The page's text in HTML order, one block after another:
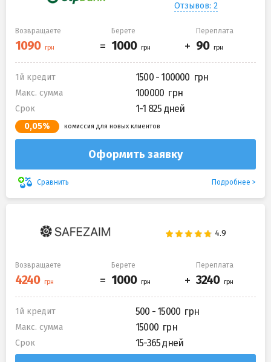
Отзывов: 2
Возвращаете Берете Переплата
1й кредит 1500 - 100000
Макс. сумма 100000
Срок 1-1 825 дней
0,05% комиссия для новых клиентов
Оформить заявку
Сравнить Подробнее
Возвращаете Берете Переплата
1й кредит 500 - 15000
Макс. сумма 15000
Срок 15-365 дней